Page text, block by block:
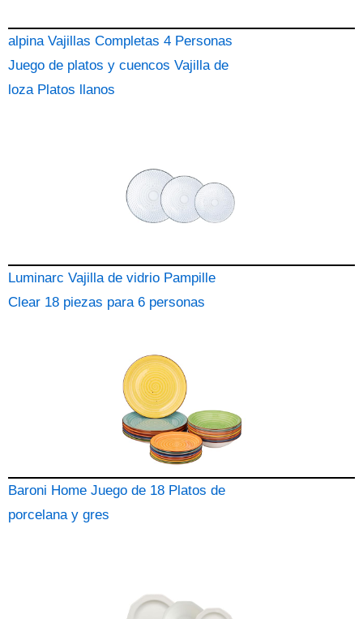
alpina Vajillas Completas 4 Personas
Juego de platos y cuencos Vajilla de
loza Platos llanos
Luminarc Vajilla de vidrio Pampille
Clear 18 piezas para 6 personas
Baroni Home Juego de 18 Platos de
porcelana y gres